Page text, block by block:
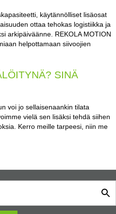
käytännölliset lisäosat
ottaa tehokas logistiikka ja
arkipäiväänne. REKOLA MOTION
helpottamaan siivoojien
SINÄ
voi jo sellaisenaankin tilata
vielä sen lisäksi tehdä siihen
Kerro meille tarpeesi, niin me